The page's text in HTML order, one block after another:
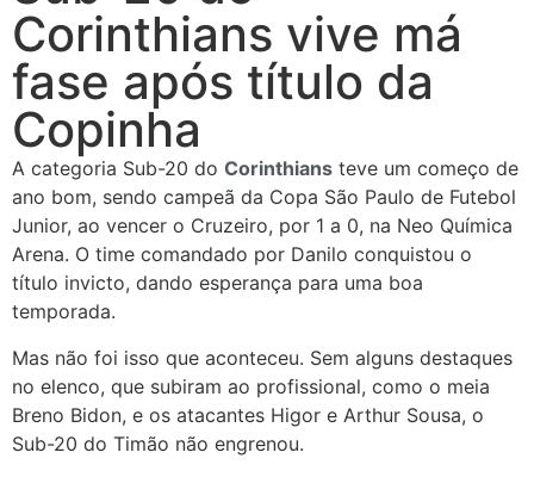
Corinthians vive má
fase após título da
Copinha
A categoria Sub-20 do Corinthians teve um começo de
ano bom, sendo campeã da Copa São Paulo de Futebol
Junior, ao vencer o Cruzeiro, por 1 a 0, na Neo Química
Arena. O time comandado por Danilo conquistou o
título invicto, dando esperança para uma boa
temporada.
Mas não foi isso que aconteceu. Sem alguns destaques
no elenco, que subiram ao profissional, como o meia
Breno Bidon, e os atacantes Higor e Arthur Sousa, o
Sub-20 do Timão não engrenou.